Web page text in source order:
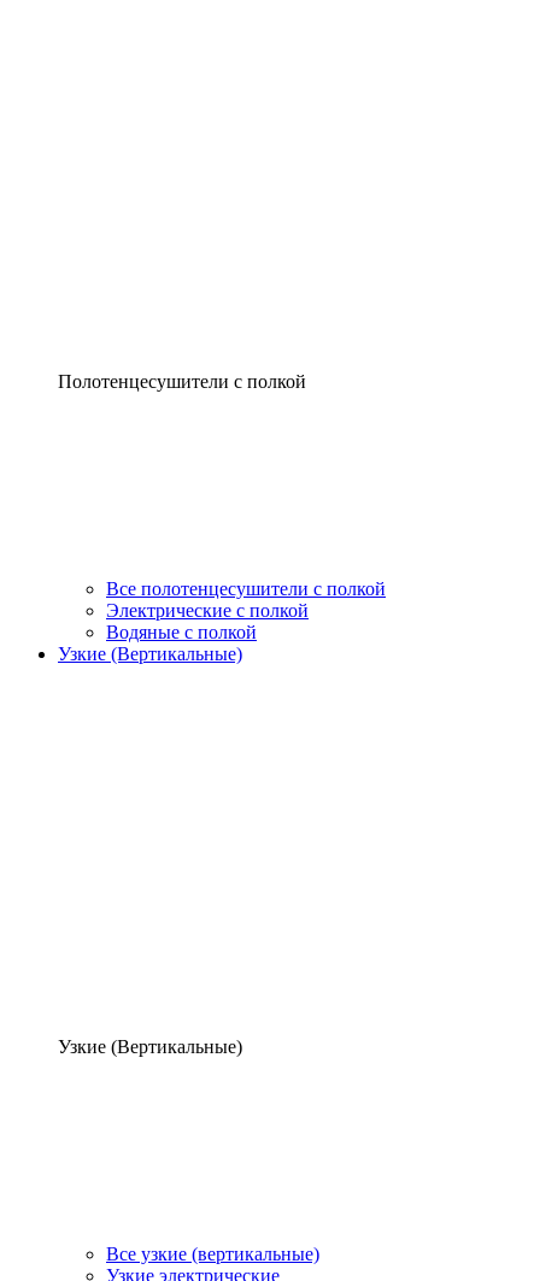
Полотенцесушители с полкой
Все полотенцесушители с полкой
Электрические с полкой
Водяные с полкой
Узкие (Вертикальные)
Узкие (Вертикальные)
Все узкие (вертикальные)
Узкие электрические